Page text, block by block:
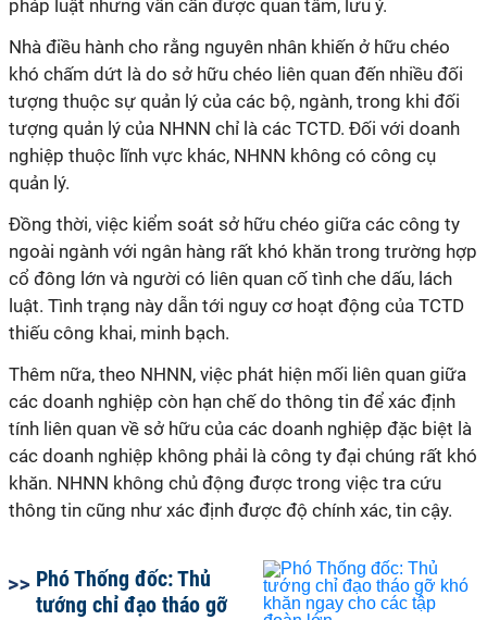
pháp luật nhưng vẫn cần được quan tâm, lưu ý.
Nhà điều hành cho rằng nguyên nhân khiến ở hữu chéo
khó chấm dứt là do sở hữu chéo liên quan đến nhiều đối
tượng thuộc sự quản lý của các bộ, ngành, trong khi đối
tượng quản lý của NHNN chỉ là các TCTD. Đối với doanh
nghiệp thuộc lĩnh vực khác, NHNN không có công cụ
quản lý.
Đồng thời, việc kiểm soát sở hữu chéo giữa các công ty
ngoài ngành với ngân hàng rất khó khăn trong trường hợp
cổ đông lớn và người có liên quan cố tình che dấu, lách
luật. Tình trạng này dẫn tới nguy cơ hoạt động của TCTD
thiếu công khai, minh bạch.
Thêm nữa, theo NHNN, việc phát hiện mối liên quan giữa
các doanh nghiệp còn hạn chế do thông tin để xác định
tính liên quan về sở hữu của các doanh nghiệp đặc biệt là
các doanh nghiệp không phải là công ty đại chúng rất khó
khăn. NHNN không chủ động được trong việc tra cứu
thông tin cũng như xác định được độ chính xác, tin cậy.
Phó Thống đốc: Thủ
tướng chỉ đạo tháo gỡ